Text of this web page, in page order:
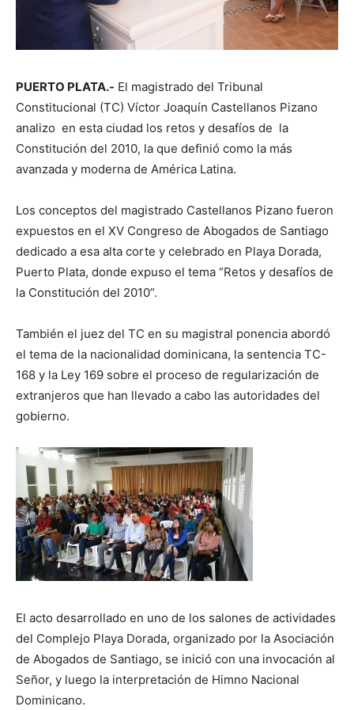
PUERTO PLATA.- El magistrado del Tribunal
Constitucional (TC) Víctor Joaquín Castellanos Pizano
analizo en esta ciudad los retos y desafíos de la
Constitución del 2010, la que definió como la más
avanzada y moderna de América Latina.
Los conceptos del magistrado Castellanos Pizano fueron
expuestos en el XV Congreso de Abogados de Santiago
dedicado a esa alta corte y celebrado en Playa Dorada,
Puerto Plata, donde expuso el tema “Retos y desafíos de
la Constitución del 2010”.
También el juez del TC en su magistral ponencia abordó
el tema de la nacionalidad dominicana, la sentencia TC-
168 y la Ley 169 sobre el proceso de regularización de
extranjeros que han llevado a cabo las autoridades del
gobierno.
El acto desarrollado en uno de los salones de actividades
del Complejo Playa Dorada, organizado por la Asociación
de Abogados de Santiago, se inició con una invocación al
Señor, y luego la interpretación de Himno Nacional
Dominicano.